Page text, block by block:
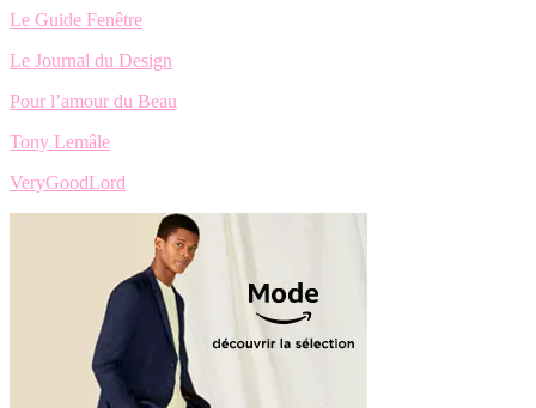
Le Guide Fenêtre
Le Journal du Design
Pour l’amour du Beau
Tony Lemâle
VeryGoodLord